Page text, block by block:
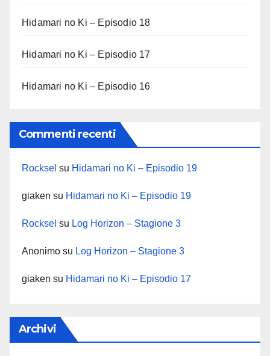
Hidamari no Ki – Episodio 18
Hidamari no Ki – Episodio 17
Hidamari no Ki – Episodio 16
Commenti recenti
Rocksel su Hidamari no Ki – Episodio 19
giaken su Hidamari no Ki – Episodio 19
Rocksel su Log Horizon – Stagione 3
Anonimo su Log Horizon – Stagione 3
giaken su Hidamari no Ki – Episodio 17
Archivi